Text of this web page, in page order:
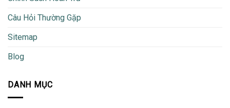
Câu Hỏi Thường Gặp
Sitemap
Blog
DANH MỤC